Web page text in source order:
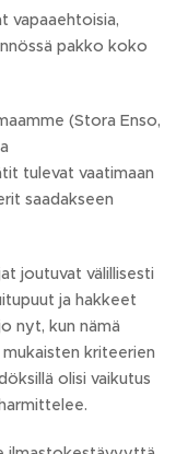
vapaaehtoisia,
pakko koko
(Stora Enso,
tulevat vaatimaan
saadakseen
joutuvat välillisesti
ja hakkeet
nyt, kun nämä
kriteerien
olisi vaikutus